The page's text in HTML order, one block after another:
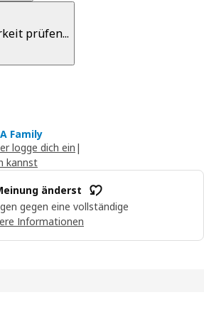
prüfen...
Family
logge dich ein |
kannst
änderst
gegen eine vollständige
Informationen